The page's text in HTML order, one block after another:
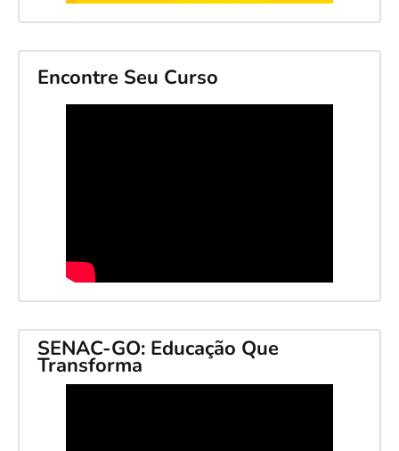
Encontre Seu Curso
SENAC-GO: Educação Que
Transforma